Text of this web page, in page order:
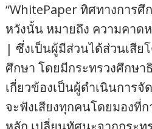
“WhitePaper ทิศทางการ
หวังนั้น หมายถึง ความคาด
| ซึ่งเป็นผู้มีส่วนได้ส่วนเสีย
ศึกษา โดยมีกระทรวงศึกษ
เกี่ยวข้องเป็นผู้ดำเนินการจั
จะฟังเสียงทุกคนโดยมอง